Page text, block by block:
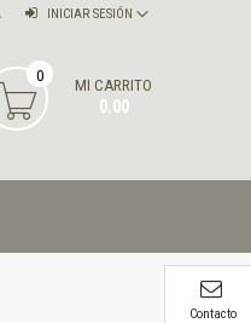
INICIAR SESIÓN
MI CARRITO
0.00
0
Contacto